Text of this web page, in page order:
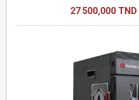
27 500,000 TND